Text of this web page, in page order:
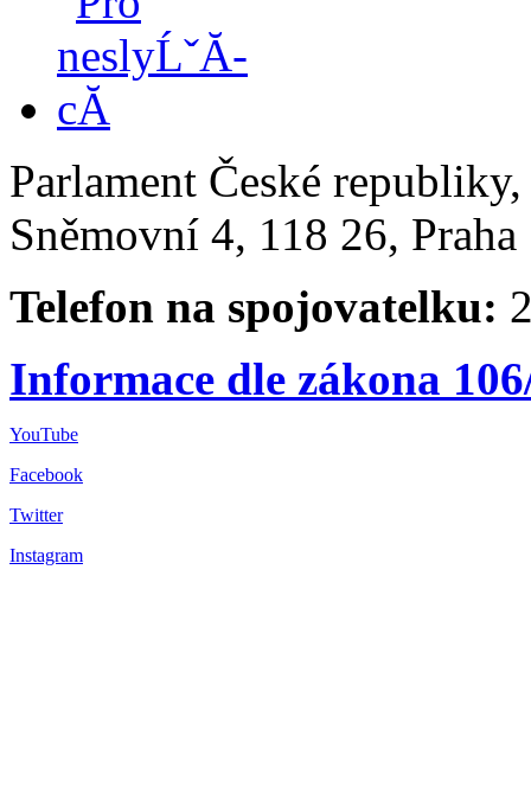
Parlament České
Sněmovní 4, 118 26,
Telefon na spojovatelku:
Informace dle zákona
YouTube
Facebook
Twitter
Instagram